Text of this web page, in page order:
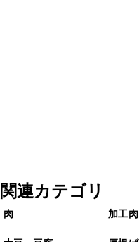
関連カテゴリ
肉 加工肉